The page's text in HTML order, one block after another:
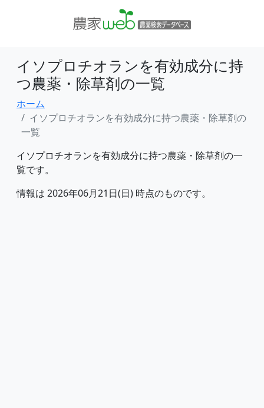
イソプロチオランを有効成分に持
つ農薬・除草剤の一覧
ホーム
イソプロチオランを有効成分に持つ農薬・除草剤の
一覧
イソプロチオランを有効成分に持つ農薬・除草剤の一
覧です。
情報は 2026年06月21日(日) 時点のものです。